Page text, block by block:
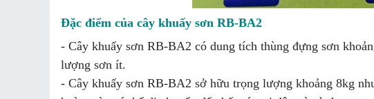
Đặc điểm của cây khuấy sơn RB-BA2
- Cây khuấy sơn RB-BA2 có dung tích thùng đựng sơn
lượng sơn ít.
- Cây khuấy sơn RB-BA2 sở hữu trọng lượng khoảng 8kg